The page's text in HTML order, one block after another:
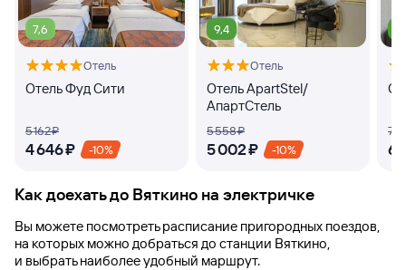
7,6
Отель
Отель Фуд Сити
5 ⁠162 ⁠₽
4 ⁠646 ⁠₽ -10%
9,4
Отель
Отель ApartStel/
АпартСтель
5 ⁠558 ⁠₽
5 ⁠002 ⁠₽ -10%
7
6
Как доехать до Вяткино на электричке
Вы можете посмотреть расписание пригородных поездов,
на которых можно добраться до станции Вяткино,
и выбрать наиболее удобный маршрут.